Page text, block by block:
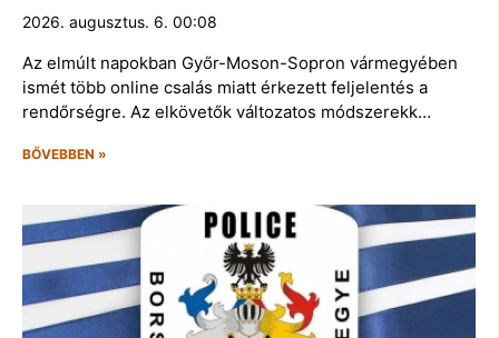
2026. augusztus. 6. 00:08
Az elmúlt napokban Győr-Moson-Sopron vármegyében
ismét több online csalás miatt érkezett feljelentés a
rendőrségre. Az elkövetők változatos módszerekk…
BŐVEBBEN »